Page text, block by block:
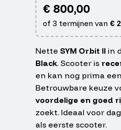
€800,00
of 3 termijnen van €
Nette SYM Orbit II in
Black. Scooter is
en kan nog prima
Betrouwbare keuze
voordelige en goed
zoekt. Ideaal voor
als eerste scooter.